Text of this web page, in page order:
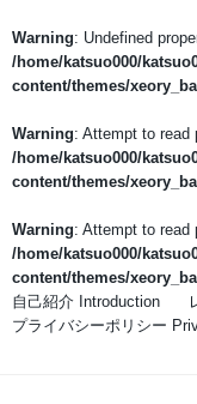
Warning: Undefined
/home/katsuo000/
content/themes/
Warning: Attempt to read
/home/katsuo000/
content/themes/
Warning: Attempt to read
/home/katsuo000/
content/themes/
自己紹介 Introduction
プライバシーポリシー